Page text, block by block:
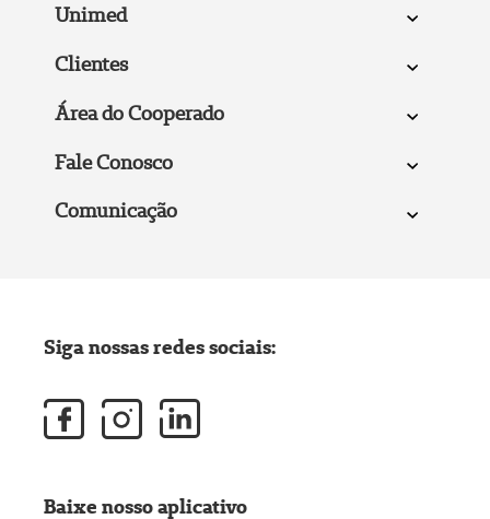
Unimed
Clientes
Área do Cooperado
Fale Conosco
Comunicação
Siga nossas redes sociais:
Baixe nosso aplicativo